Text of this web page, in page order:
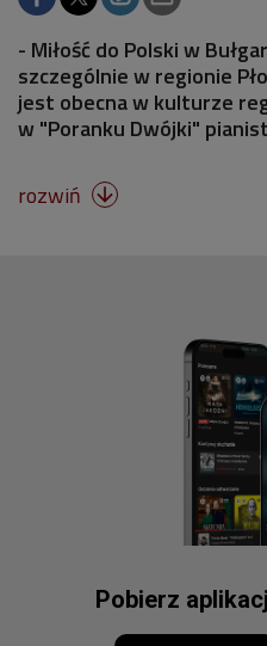
- Miłość do Polski w
szczególnie w regionie
jest obecna w kulturze
w "Poranku Dwójki"
rozwiń 
Pobierz